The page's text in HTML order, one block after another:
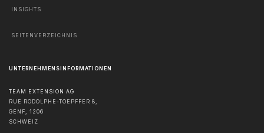
INSIGHTS
SEITENVERZEICHNIS
UNTERNEHMENSINFORMATIONEN
TEAM EXTENSION AG
RUE RODOLPHE-TOEPFFER 8,
GENF, 1206
SCHWEIZ